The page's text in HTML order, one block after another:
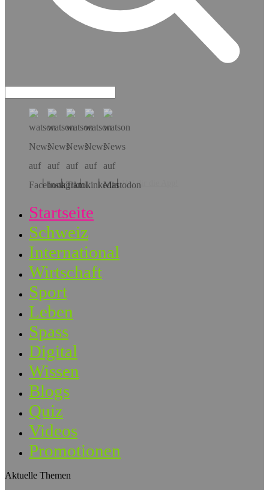
Hol dir die App!
Startseite
Schweiz
International
Wirtschaft
Sport
Leben
Spass
Digital
Wissen
Blogs
Quiz
Videos
Promotionen
Aktuelle Themen